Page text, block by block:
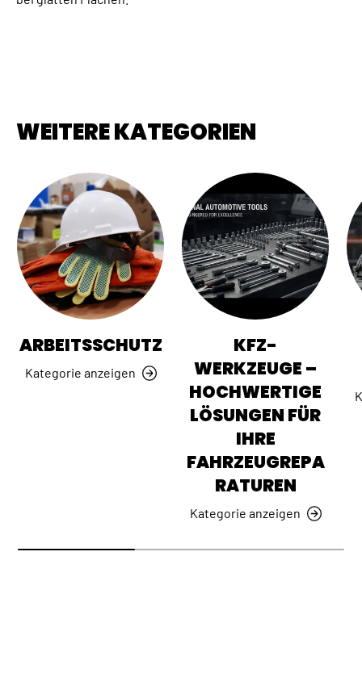
WEITERE KATEGORIEN
ARBEITSSCHUTZ
Kategorie anzeigen
KFZ-
WERKZEUGE –
HOCHWERTIGE
LÖSUNGEN FÜR
IHRE
FAHRZEUGREPA
RATUREN
Kategorie anzeigen